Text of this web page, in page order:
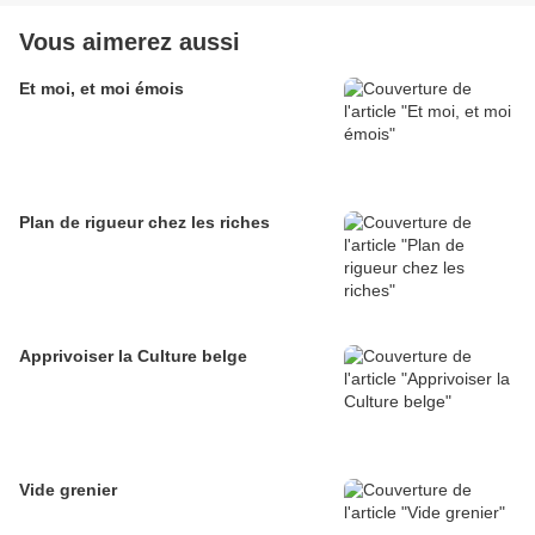
Vous aimerez aussi
Et moi, et moi émois
Plan de rigueur chez les riches
Apprivoiser la Culture belge
Vide grenier